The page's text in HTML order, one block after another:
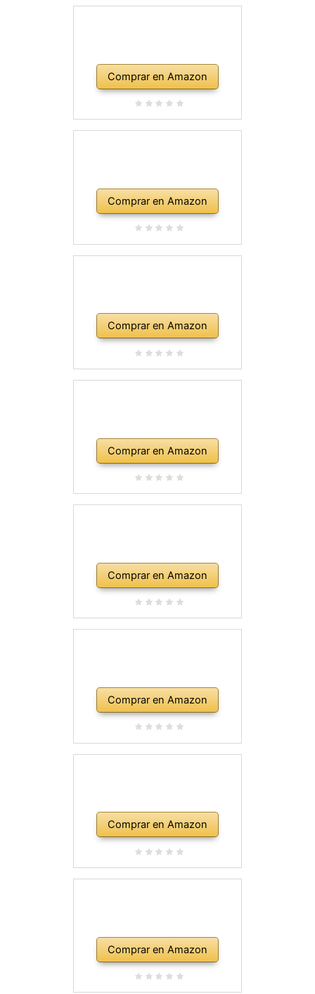
Comprar en Amazon
Comprar en Amazon
Comprar en Amazon
Comprar en Amazon
Comprar en Amazon
Comprar en Amazon
Comprar en Amazon
Comprar en Amazon